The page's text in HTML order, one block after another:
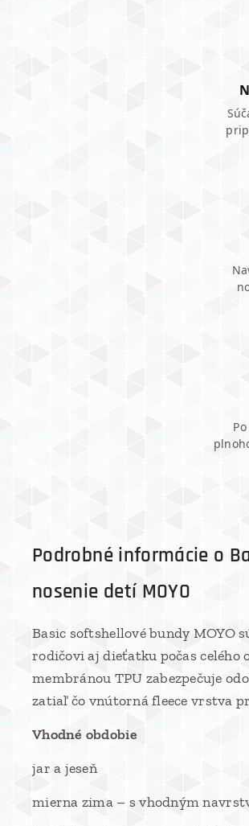
Podrobné informácie o
nosenie detí MOYO
Basic softshellové bundy MOYO
rodičovi aj dieťatku počas
membránou TPU zabezpečuje
zatiaľ čo vnútorná fleece vrstva
Vhodné obdobie
jar a jeseň
mierna zima – s vhodným